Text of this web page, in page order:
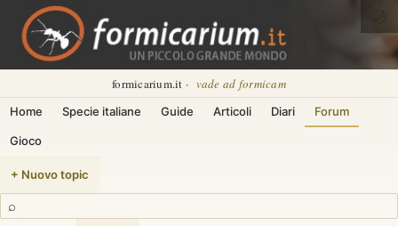
formicarium.it · vade ad formicam
Home Specie italiane Guide Articoli Diari Forum
Gioco
+ Nuovo topic
⌕
🌙